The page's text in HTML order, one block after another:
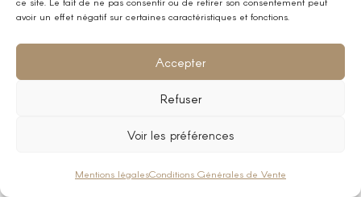
avoir un effet négatif sur certaines caractéristiques et fonctions.
Accepter
Refuser
Voir les préférences
Mentions légalesConditions Générales de Vente